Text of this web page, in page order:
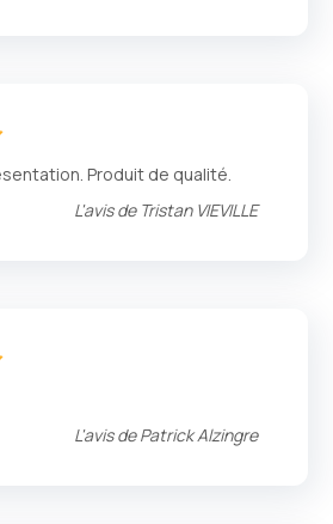
Produit de qualité.
L'avis de Tristan VIEVILLE
L'avis dePatrick Alzingre